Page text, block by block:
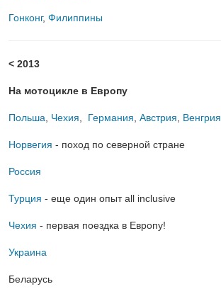
Гонконг, Филиппины
< 2013
На мотоцикле в Европу
Польша Чехия Германия Австрия Венгрия
Норвегия - поход по северной стране
Россия
Турция - еще один опыт all inclusive
Чехия - первая поездка в Европу!
Украина
Беларусь